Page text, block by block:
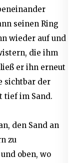
seinen Ring
wieder auf und
die ihm
er ihn erneut
sichtbar der
tief im Sand.
den Sand an
zu
oben, wo